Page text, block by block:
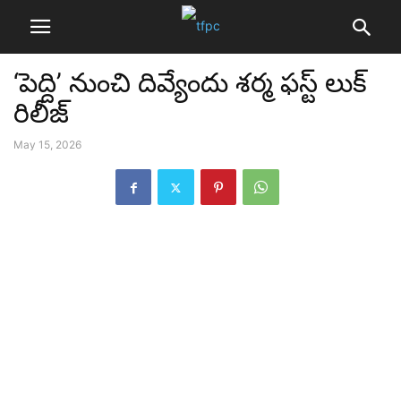
‘పెద్ది’ నుంచి దివ్యేందు శర్మ ఫస్ట్ లుక్
రిలీజ్
May 15, 2026